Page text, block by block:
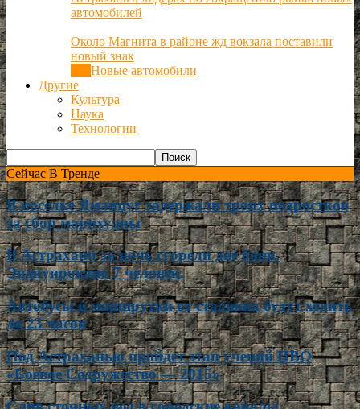
автомобилей
Около Магнита в районе жд вокзала поставили
новый знак
Новые автомобили
Другие
Культура
Наука
Технологии
Сейчас В Тренде
В поселке Яманцуг задержали троих подростков
за сбор марихуаны
В Астрахани за ночь сгорели две бани.
Эвакуировано 7 человек.
Автобусы и маршрутки от стадиона будут ходить
до 23 часов
Под Астраханью пройдет этап учений ПВО
«Боевое Содружество — 2015»